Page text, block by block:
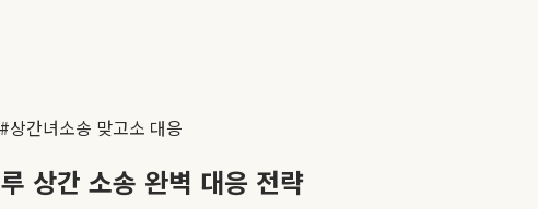
#상간녀소송 맞고소 대응
상간 소송 완벽 대응 전략